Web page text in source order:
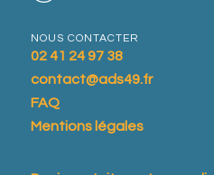
NOUS CONTACTER
02 41 24 97 38
contact@ads49.fr
FAQ
Mentions légales